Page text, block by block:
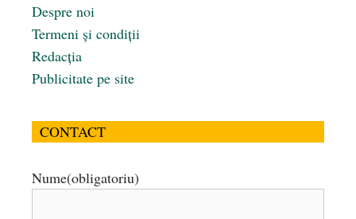
Despre noi
Termeni și condiții
Redacția
Publicitate pe site
CONTACT
Nume(obligatoriu)